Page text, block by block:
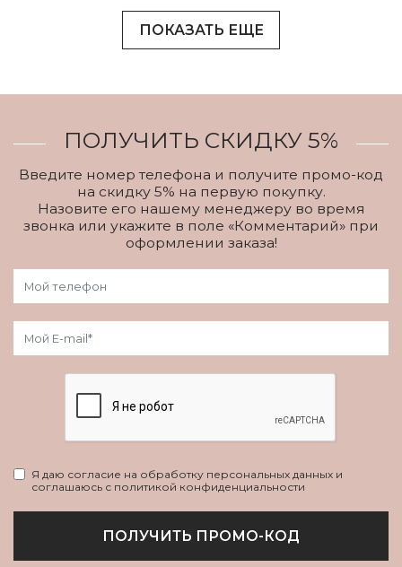
ПОКАЗАТЬ ЕЩЕ
ПОЛУЧИТЬ СКИДКУ 5%
Введите номер телефона и получите промо-код
на скидку 5% на первую покупку.
Назовите его нашему менеджеру во время
звонка или укажите в поле «Комментарий» при
оформлении заказа!
Я даю согласие на обработку персональных данных и
соглашаюсь с политикой конфиденциальности
ПОЛУЧИТЬ ПРОМО-КОД